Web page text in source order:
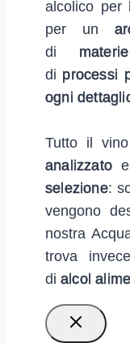
alcolico per
per un
di
di processi
ogni
Tutto il
analizzato
selezione:
vengono
nostra
trova
di alcol